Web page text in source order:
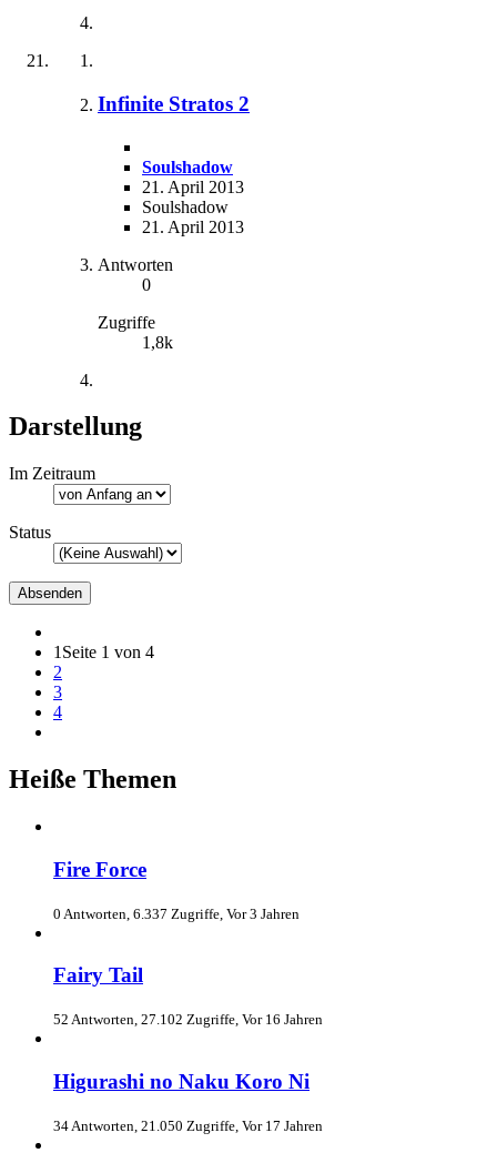
Infinite Stratos 2
Soulshadow
21. April 2013
Soulshadow
21. April 2013
Antworten
0
Zugriffe
1,8k
Darstellung
Im Zeitraum
Status
1 Seite 1 von 4
2
3
4
Heiße Themen
Fire Force
0 Antworten, 6.337 Zugriffe, Vor 3 Jahren
Fairy Tail
52 Antworten, 27.102 Zugriffe, Vor 16 Jahren
Higurashi no Naku Koro Ni
34 Antworten, 21.050 Zugriffe, Vor 17 Jahren